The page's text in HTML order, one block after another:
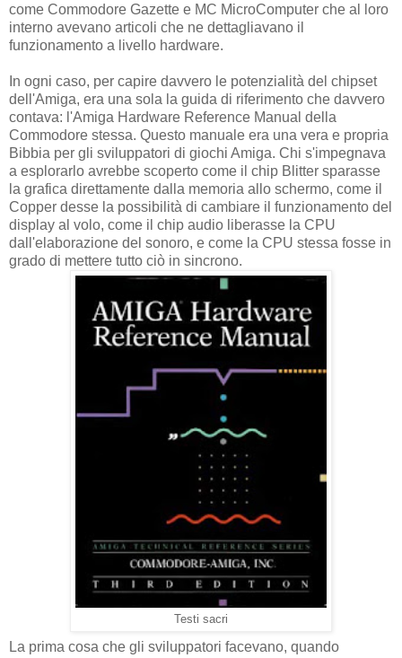
come Commodore Gazette e MC MicroComputer che al loro
interno avevano articoli che ne dettagliavano il
funzionamento a livello hardware.
In ogni caso, per capire davvero le potenzialità del chipset
dell'Amiga, era una sola la guida di riferimento che davvero
contava: l'Amiga Hardware Reference Manual della
Commodore stessa. Questo manuale era una vera e propria
Bibbia per gli sviluppatori di giochi Amiga. Chi s'impegnava
a esplorarlo avrebbe scoperto come il chip Blitter sparasse
la grafica direttamente dalla memoria allo schermo, come il
Copper desse la possibilità di cambiare il funzionamento del
display al volo, come il chip audio liberasse la CPU
dall'elaborazione del sonoro, e come la CPU stessa fosse in
grado di mettere tutto ciò in sincrono.
Testi sacri
La prima cosa che gli sviluppatori facevano, quando